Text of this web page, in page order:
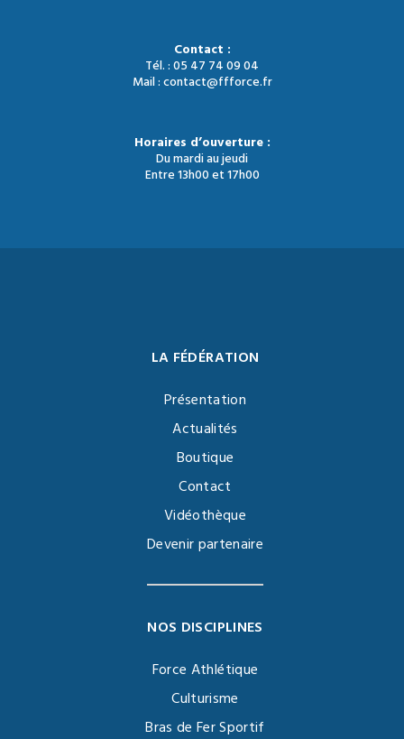
Contact :
Tél. : 05 47 74 09 04
Mail : contact@ffforce.fr
Horaires d’ouverture :
Du mardi au jeudi
Entre 13h00 et 17h00
LA FÉDÉRATION
Présentation
Actualités
Boutique
Contact
Vidéothèque
Devenir partenaire
NOS DISCIPLINES
Force Athlétique
Culturisme
Bras de Fer Sportif